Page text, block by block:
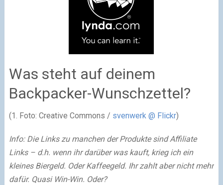
Was steht auf deinem
Backpacker-Wunschzettel?
(1. Foto: Creative Commons / svenwerk @ Flickr)
Info: Die Links zu manchen der Produkte sind Affiliate
Links – d.h. wenn ihr darüber was kauft, krieg ich ein
kleines Biergeld. Oder Kaffeegeld. Ihr zahlt aber nicht mehr
dafür. Quasi Win-Win. Oder?